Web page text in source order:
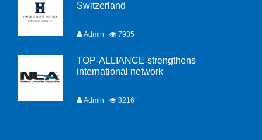
Switzerland
Admin 7935
TOP-ALLIANCE strengthens
international network
Admin 8216